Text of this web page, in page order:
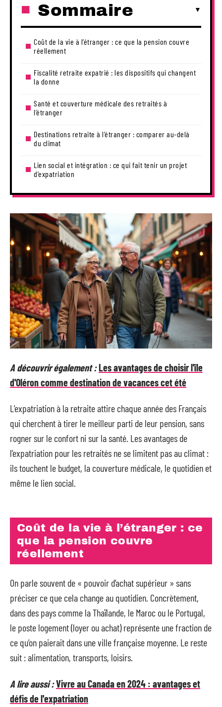
Sommaire
Coût de la vie à l’étranger : ce que la pension couvre
réellement
Fiscalité retraite expatrié : les dispositifs qui changent
la donne
Santé et couverture médicale des retraités à
l’étranger
Destinations retraite à l’étranger : comparer au-delà
du climat
Lien social et intégration : ce qui fait tenir un projet
d’expatriation
A découvrir également :Les avantages de choisir l'île
d'Oléron comme destination de vacances cet été
L’expatriation à la retraite attire chaque année des Français
qui cherchent à tirer le meilleur parti de leur pension, sans
rogner sur le confort ni sur la santé. Les avantages de
l’expatriation pour les retraités ne se limitent pas au climat :
ils touchent le budget, la couverture médicale, le quotidien et
même le lien social.
Coût de la vie à l’étranger : ce
que la pension couvre
réellement
On parle souvent de « pouvoir d’achat supérieur » sans
préciser ce que cela change au quotidien. Concrètement,
dans des pays comme la Thaïlande, le Maroc ou le Portugal,
le poste logement (loyer ou achat) représente une fraction de
ce qu’on paierait dans une ville française moyenne. Le reste
suit : alimentation, transports, loisirs.
A lire aussi :Vivre au Canada en 2024 : avantages et
défis de l'expatriation